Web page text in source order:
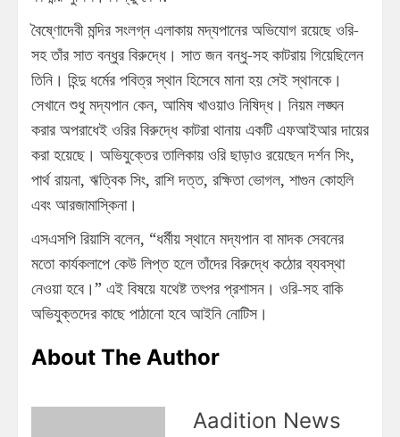
বৈষ্ণোদেবী মন্দির সংলগ্ন এলাকায় মদ্যপানের অভিযোগ রয়েছে ওরি-
সহ তাঁর সাত বন্ধুর বিরুদ্ধে। সাত জন বন্ধু-সহ কাটরায় গিয়েছিলেন
তিনি। হিন্দু ধর্মের পবিত্র স্থান হিসেবে মানা হয় সেই স্থানকে।
সেখানে শুধু মদ্যপান কেন, আমিষ খাওয়াও নিষিদ্ধ। নিয়ম লঙ্ঘন
করার অপরাধেই ওরির বিরুদ্ধে কাটরা থানায় একটি এফআইআর দায়ের
করা হয়েছে। অভিযুক্তের তালিকায় ওরি ছাড়াও রয়েছেন দর্শন সিং,
পার্থ রায়না, ঋত্বিক সিং, রাশি দত্ত, রক্ষিতা ভোগল, শাগুন কোহলি
এবং আরজামাস্কিনা।
এসএসপি রিয়াসি বলেন, “ধর্মীয় স্থানে মদ্যপান বা মাদক সেবনের
মতো কার্যকলাপে কেউ লিপ্ত হলে তাঁদের বিরুদ্ধে কঠোর ব্যবস্থা
নেওয়া হবে।” এই বিষয়ে যথেষ্ট তৎপর প্রশাসন। ওরি-সহ বাকি
অভিযুক্তদের কাছে পাঠানো হবে আইনি নোটিস।
About The Author
Aadition News